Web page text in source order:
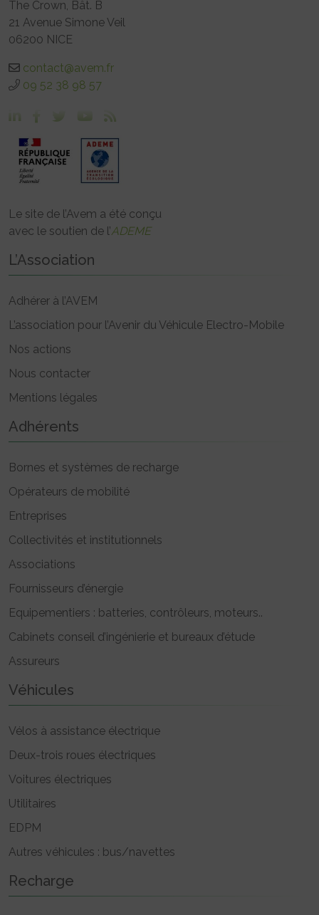
The Crown, Bât. B
21 Avenue Simone Veil
06200 NICE
contact@avem.fr
09 52 38 98 57
Le site de l’Avem a été conçu
avec le soutien de l’ADEME
L’Association
Adhérer à l’AVEM
L’association pour l’Avenir du Véhicule Electro-Mobile
Nos actions
Nous contacter
Mentions légales
Adhérents
Bornes et systèmes de recharge
Opérateurs de mobilité
Entreprises
Collectivités et institutionnels
Associations
Fournisseurs d’énergie
Equipementiers : batteries, contrôleurs, moteurs..
Cabinets conseil d’ingénierie et bureaux d’étude
Assureurs
Véhicules
Vélos à assistance électrique
Deux-trois roues électriques
Voitures électriques
Utilitaires
EDPM
Autres véhicules : bus/navettes
Recharge